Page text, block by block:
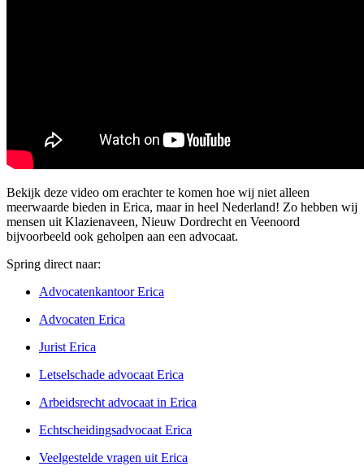
Bekijk deze video om erachter te komen hoe wij niet alleen
meerwaarde bieden in Erica, maar in heel Nederland! Zo hebben wij
mensen uit Klazienaveen, Nieuw Dordrecht en Veenoord
bijvoorbeeld ook geholpen aan een advocaat.
Spring direct naar:
Advocatenkantoor Erica
Advocaten Erica
Jurist Erica
Letselschade advocaat Erica
Arbeidsrecht advocaat in Erica
Echtscheidingsadvocaat Erica
Veelgestelde vragen uit Erica